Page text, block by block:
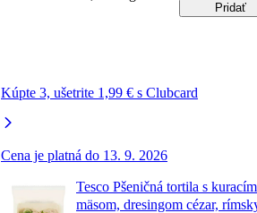
Kúpte 3, ušetrite 1,99 € s Clubcard
Cena je platná do 13. 9. 2026
Pridať
Tesco Pšeničná tortila s kuracím
mäsom, dresingom cézar,